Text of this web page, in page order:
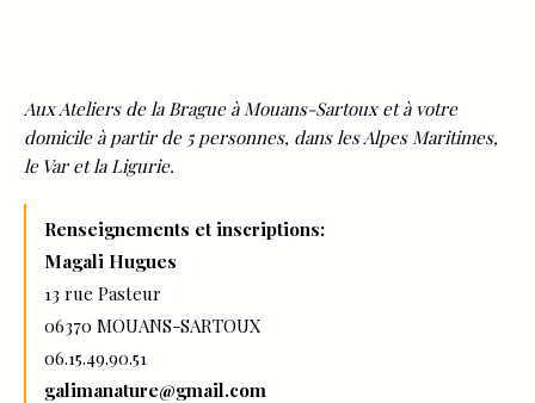
Aux Ateliers de la Brague à Mouans-Sartoux et à votre
domicile à partir de 5 personnes, dans les Alpes Maritimes,
le Var et la Ligurie.
Renseignements et inscriptions:
Magali Hugues
13 rue Pasteur
06370 MOUANS-SARTOUX
06.15.49.90.51
galimanature@gmail.com